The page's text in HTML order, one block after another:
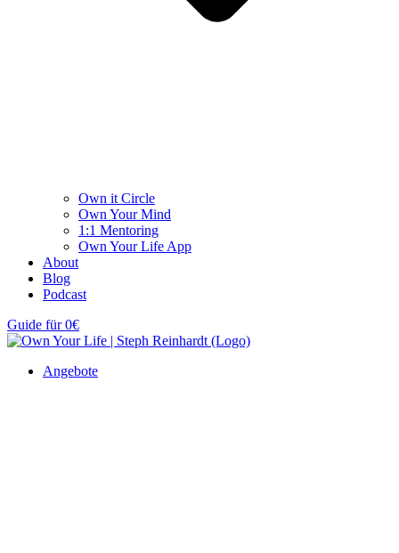
Own it Circle
Own Your Mind
1:1 Mentoring
Own Your Life App
About
Blog
Podcast
Guide für 0€
Angebote